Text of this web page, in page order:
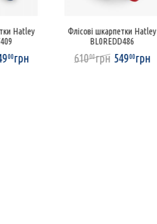
Hatley
00грн
Флісові шкарпетки Hatley
BL0REDD486
61000грн 54900грн